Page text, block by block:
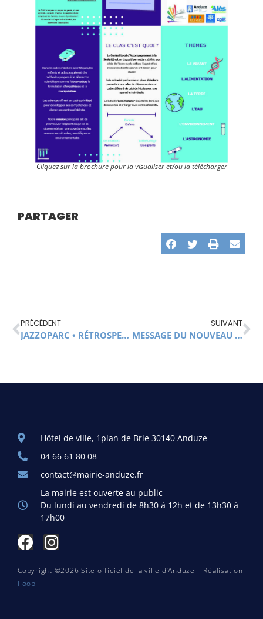
Cliquez sur la brochure pour la visualiser et/ou la télécharger
PARTAGER
PRÉCÉDENT
JAZZOPARC • RÉTROSPECTIVE ÉDITION 2021
SUIVANT
MESSAGE DU NOUVEAU CONSEIL CITOYEN D’ANDUZE
Hôtel de ville, 1plan de Brie 30140 Anduze
04 66 61 80 08
contact@mairie-anduze.fr
La mairie est ouverte au public
Du lundi au vendredi de 8h30 à 12h et de 13h30 à
17h00
Copyright ©2026 Site officiel de la ville d’Anduze – Réalisation
iloop